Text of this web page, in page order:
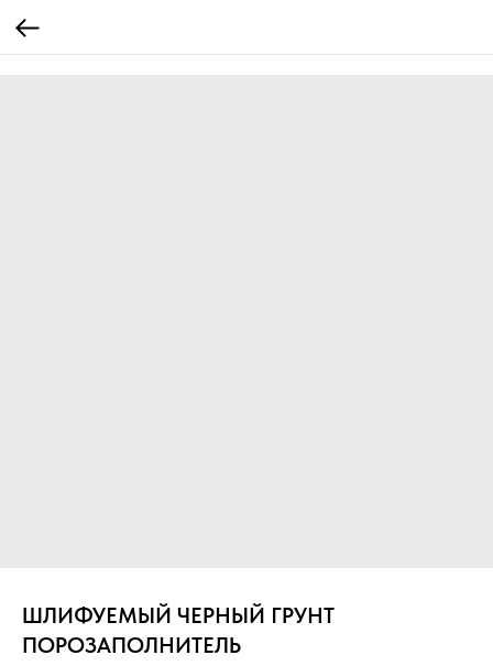
ШЛИФУЕМЫЙ ЧЕРНЫЙ ГРУНТ
ПОРОЗАПОЛНИТЕЛЬ